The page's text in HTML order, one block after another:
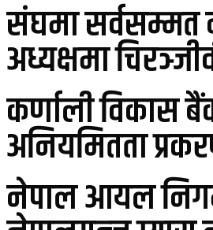
संघमा सर्वसम्मत
अध्यक्षमा
कर्णाली विकास
अनियमितता
नेपाल आयल